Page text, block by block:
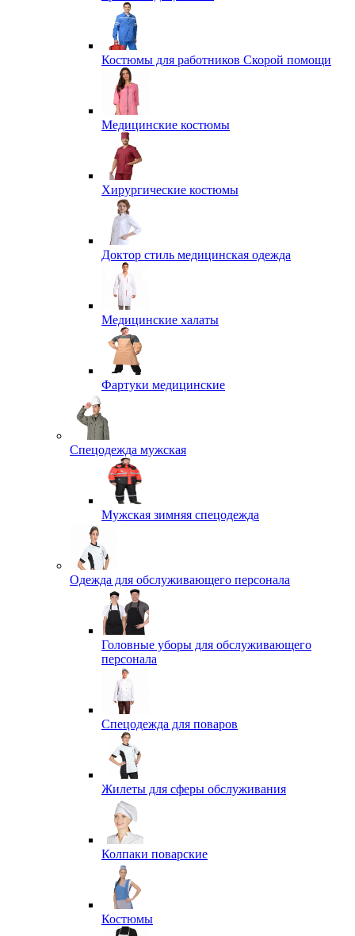
Костюмы для работников Скорой помощи
Медицинские костюмы
Хирургические костюмы
Доктор стиль медицинская одежда
Медицинские халаты
Фартуки медицинские
Спецодежда мужская
Мужская зимняя спецодежда
Одежда для обслуживающего персонала
Головные уборы для обслуживающего
персонала
Спецодежда для поваров
Жилеты для сферы обслуживания
Колпаки поварские
Костюмы